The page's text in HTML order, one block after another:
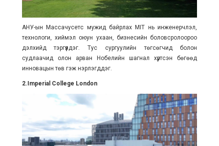
АНУ-ын Массачусетс мужид байрлах MIT нь инженерчлэл,
технологи, хиймэл оюун ухаан, бизнесийн боловсролоороо
дэлхийд тэргүүлдэг. Тус сургуулийн төгсөгчид болон
судлаачид олон арван Нобелийн шагнал хүртсэн бөгөөд
инновацын төв гэж нэрлэгддэг.
2.Imperial College London